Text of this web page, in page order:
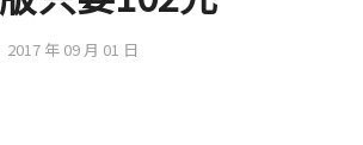
2017 年 09 月 01 日